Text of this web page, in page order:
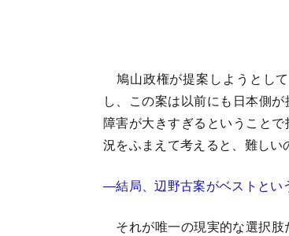
鳩山政権が提案しようとし
し、この案は以前にも日本側
障害が大きすぎるということ
況をふまえて考えると、難しい
―結局、辺野古案がベストとい
それが唯一の現実的な選択肢